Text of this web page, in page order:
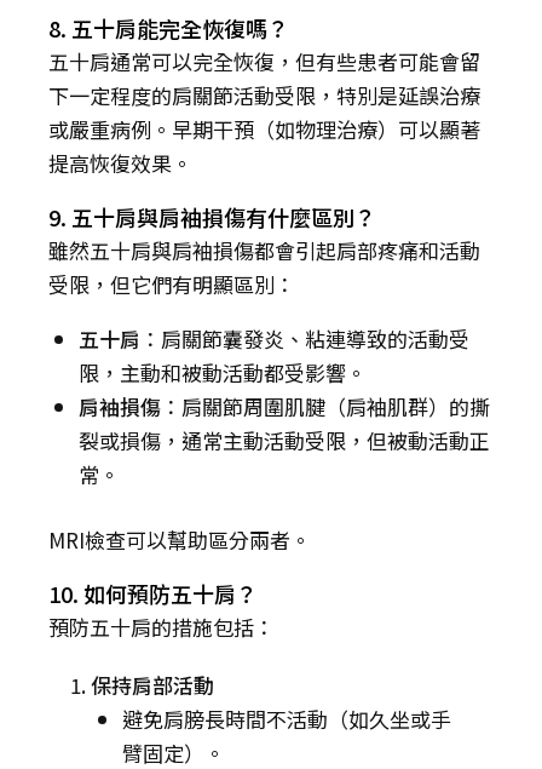
8. 五十肩能完全恢復嗎？
五十肩通常可以完全恢復，但有些患者可能會留
下一定程度的肩關節活動受限，特別是延誤治療
或嚴重病例。早期干預（如物理治療）可以顯著
提高恢復效果。
9. 五十肩與肩袖損傷有什麼區別？
雖然五十肩與肩袖損傷都會引起肩部疼痛和活動
受限，但它們有明顯區別：
五十肩 ：肩關節囊發炎、粘連導致的活動受
限，主動和被動活動都受影響。
肩袖損傷 ：肩關節周圍肌腱（肩袖肌群）的撕
裂或損傷，通常主動活動受限，但被動活動正
常。
MRI檢查可以幫助區分兩者。
10. 如何預防五十肩？
預防五十肩的措施包括：
保持肩部活動
避免肩膀長時間不活動（如久坐或手
臂固定）。